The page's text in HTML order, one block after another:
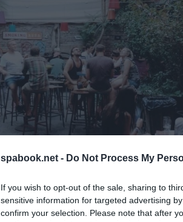
spabook.net - Do Not Process My
If you wish to opt-out of the sale, sharing to
sensitive information for targeted advertising
confirm your selection. Please note that after